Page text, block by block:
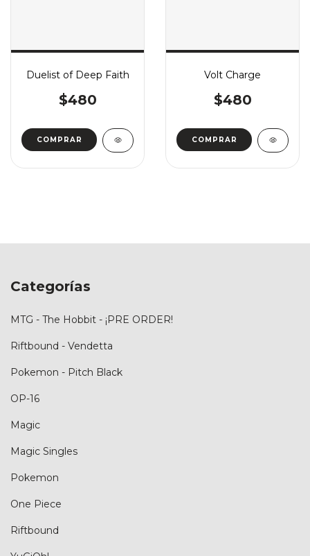
Duelist of Deep Faith
$480
COMPRAR
Volt Charge
$480
COMPRAR
Categorías
MTG - The Hobbit - ¡PRE ORDER!
Riftbound - Vendetta
Pokemon - Pitch Black
OP-16
Magic
Magic Singles
Pokemon
One Piece
Riftbound